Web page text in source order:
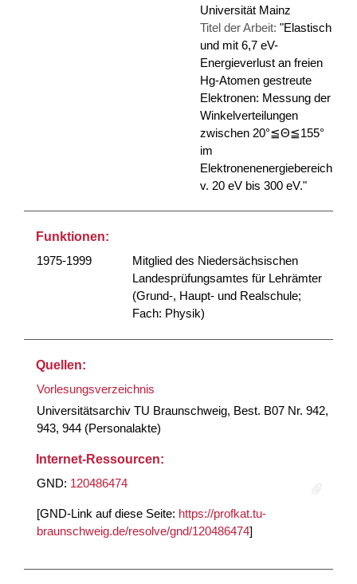
Universität Mainz
Titel der Arbeit: "Elastisch
und mit 6,7 eV-
Energieverlust an freien
Hg-Atomen gestreute
Elektronen: Messung der
Winkelverteilungen
zwischen 20°≦Θ≦155°
im
Elektronenenergiebereich
v. 20 eV bis 300 eV."
Funktionen:
1975-1999
Mitglied des Niedersächsischen
Landesprüfungsamtes für Lehrämter
(Grund-, Haupt- und Realschule;
Fach: Physik)
Quellen:
Vorlesungsverzeichnis
Universitätsarchiv TU Braunschweig, Best. B07 Nr. 942,
943, 944 (Personalakte)
Internet-Ressourcen:
GND: 120486474
[GND-Link auf diese Seite: https://profkat.tu-
braunschweig.de/resolve/gnd/120486474]